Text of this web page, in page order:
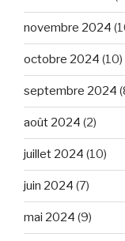
novembre 2024
octobre 2024 (10)
septembre 2024
août 2024 (2)
juillet 2024 (10)
juin 2024 (7)
mai 2024 (9)